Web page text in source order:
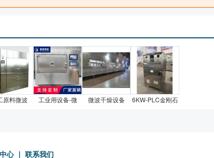
原料微波 工业用设备-微 微波干燥设备 6KW-PLC金刚石
心｜ 联系我们